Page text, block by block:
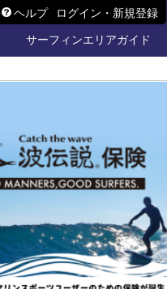
ヘルプ ログイン・新規登録
サーフィンエリアガイド